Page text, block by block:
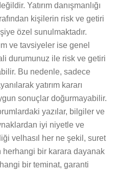
Yatırım danışmanlığı
kişilerin risk ve getiri
özel sunulmaktadır.
ve tavsiyeler ise genel
durumunuz ile risk ve getiri
Bu nedenle, sadece
yatırım kararı
sonuçlar doğurmayabilir.
yazılar, bilgiler ve
iyi niyetle ve
velhasıl her ne şekil, suret
herhangi bir karara dayanak
bir teminat, garanti